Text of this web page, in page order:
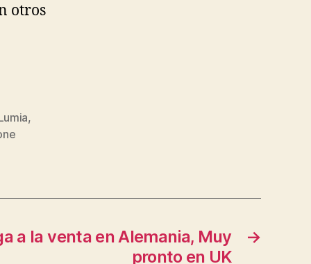
otros
,
→
a la venta en Alemania, Muy
pronto en UK